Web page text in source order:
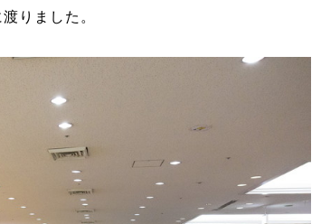
りました。